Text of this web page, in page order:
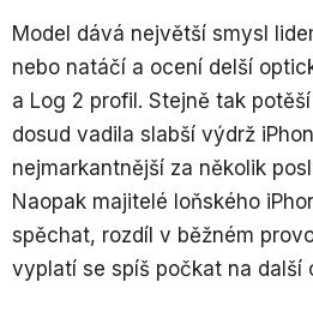
Model dává největší smysl
nebo natáčí a ocení delší
a Log 2 profil. Stejně tak
dosud vadila slabší výdrž
nejmarkantnější za několik
Naopak majitelé loňského
spěchat, rozdíl v běžném
vyplatí se spíš počkat na další